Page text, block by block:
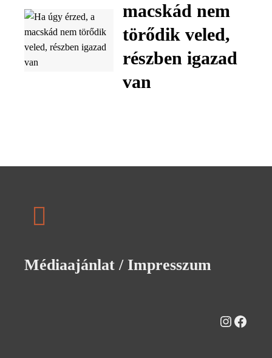
macskád nem
törődik veled,
részben igazad
van
Médiaajánlat / Impresszum